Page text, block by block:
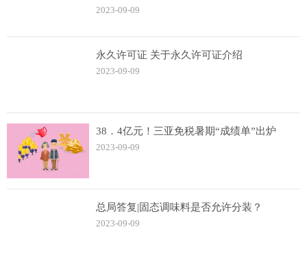
2023-09-09
永久许可证 关于永久许可证介绍
2023-09-09
38．4亿元！三亚免税暑期“成绩单”出炉
2023-09-09
总局答复|固态调味料是否允许分装？
2023-09-09